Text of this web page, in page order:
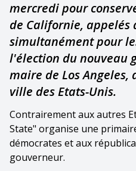
mercredi pour
de Californie, appelés
simultanément pour
l'élection du nouveau
maire de Los
ville des Etats-Unis.
Contrairement aux autres
State" organise une
démocrates et aux
gouverneur.